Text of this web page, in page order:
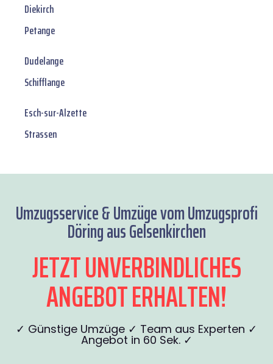
Diekirch
Petange
Dudelange
Schifflange
Esch-sur-Alzette
Strassen
Umzugsservice & Umzüge vom Umzugsprofi
Döring aus Gelsenkirchen
JETZT UNVERBINDLICHES
ANGEBOT ERHALTEN!
✓ Günstige Umzüge ✓ Team aus Experten ✓
Angebot in 60 Sek. ✓